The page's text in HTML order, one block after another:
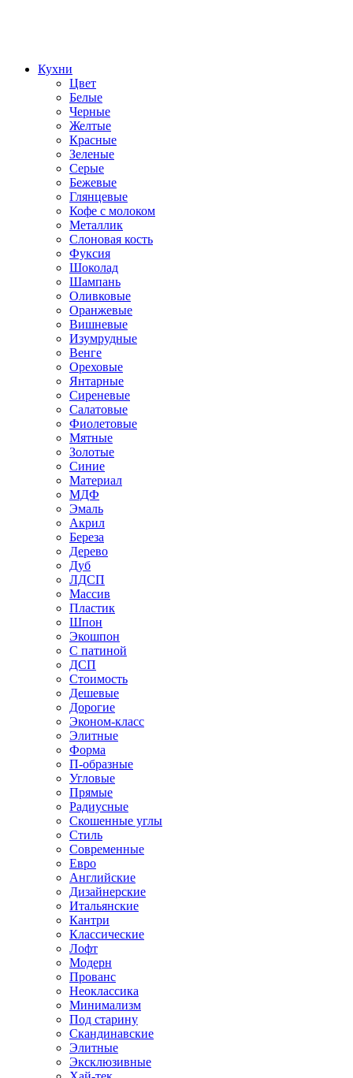
Кухни
Цвет
Белые
Черные
Желтые
Красные
Зеленые
Серые
Бежевые
Глянцевые
Кофе с молоком
Металлик
Слоновая кость
Фуксия
Шоколад
Шампань
Оливковые
Оранжевые
Вишневые
Изумрудные
Венге
Ореховые
Янтарные
Сиреневые
Салатовые
Фиолетовые
Мятные
Золотые
Синие
Материал
МДФ
Эмаль
Акрил
Береза
Дерево
Дуб
ЛДСП
Массив
Пластик
Шпон
Экошпон
С патиной
ДСП
Стоимость
Дешевые
Дорогие
Эконом-класс
Элитные
Форма
П-образные
Угловые
Прямые
Радиусные
Скошенные углы
Стиль
Современные
Евро
Английские
Дизайнерские
Итальянские
Кантри
Классические
Лофт
Модерн
Прованс
Неоклассика
Минимализм
Под старину
Скандинавские
Элитные
Эксклюзивные